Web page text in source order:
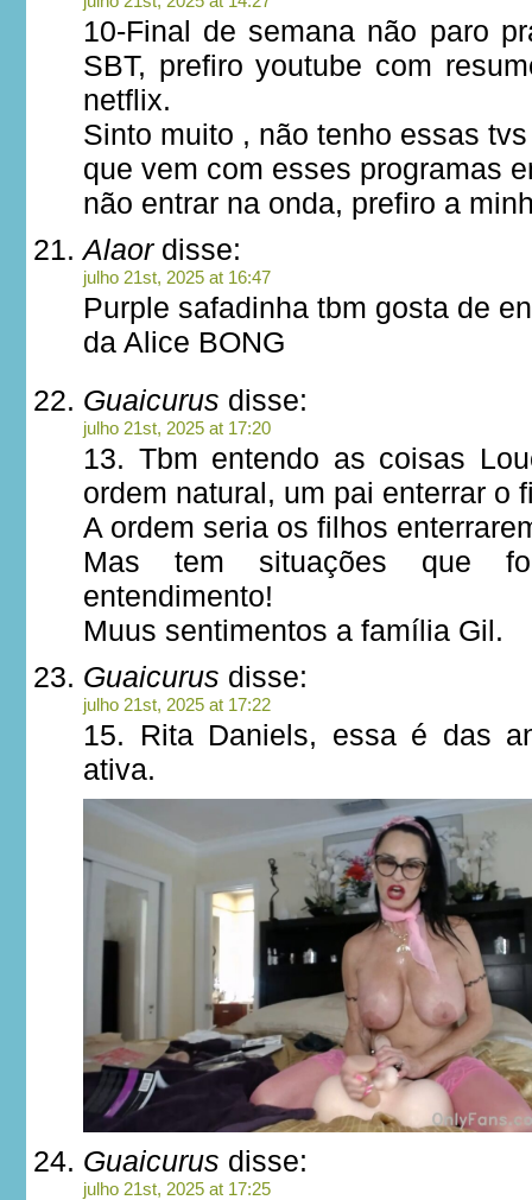
10-Final de semana não paro
SBT, prefiro youtube com
netflix.
Sinto muito , não tenho essas
que vem com esses programas
não entrar na onda, prefiro a
Alaordisse:
julho 21st, 2025 at 16:47
Purple safadinha tbm gosta de
da Alice BONG
Guaicurus disse:
julho 21st, 2025 at 17:20
13. Tbm entendo as coisas
ordem natural, um pai enterrar o
A ordem seria os filhos
Mas tem situações que
entendimento!
Muus sentimentos a família Gil.
Guaicurus disse:
julho 21st, 2025 at 17:22
15. Rita Daniels, essa é das
ativa.
Guaicurus disse:
julho 21st, 2025 at 17:25